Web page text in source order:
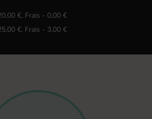
€, Frais - 0,00 €
€, Frais - 3,00 €